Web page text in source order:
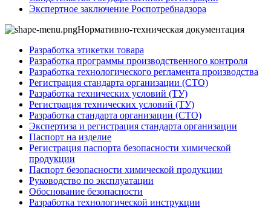
Экспертное заключение Роспотребнадзора
Нормативно-техническая документация
Разработка этикетки товара
Разработка программы производственного контроля
Разработка технологического регламента производства
Регистрация стандарта организации (СТО)
Разработка технических условий (ТУ)
Регистрация технических условий (ТУ)
Разработка стандарта организации (СТО)
Экспертиза и регистрация стандарта организации
Паспорт на изделие
Регистрация паспорта безопасности химической
продукции
Паспорт безопасности химической продукции
Руководство по эксплуатации
Обоснование безопасности
Разработка технологической инструкции